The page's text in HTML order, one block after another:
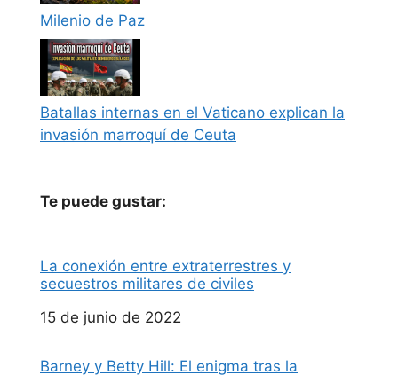
Milenio de Paz
Batallas internas en el Vaticano explican la
invasión marroquí de Ceuta
Te puede gustar:
La conexión entre extraterrestres y
secuestros militares de civiles
Fecha
15 de junio de 2022
Barney y Betty Hill: El enigma tras la